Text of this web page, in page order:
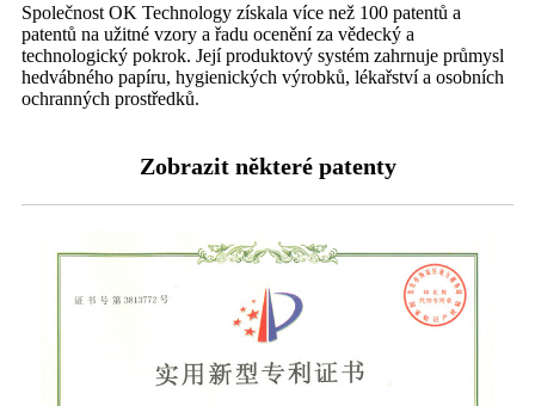
Společnost OK Technology získala více než 100 patentů a
patentů na užitné vzory a řadu ocenění za vědecký a
technologický pokrok. Její produktový systém zahrnuje průmysl
hedvábného papíru, hygienických výrobků, lékařství a osobních
ochranných prostředků.
Zobrazit některé patenty